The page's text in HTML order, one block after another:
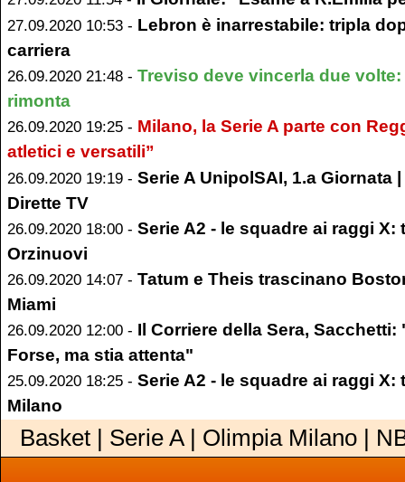
27.09.2020 10:53 - Lebron è inarrestabile: tripla
carriera
26.09.2020 21:48 - Treviso deve vincerla due
rimonta
26.09.2020 19:25 - Milano, la Serie A parte con
atletici e versatili”
26.09.2020 19:19 - Serie A UnipolSAI, 1.a Giornata
Dirette TV
26.09.2020 18:00 - Serie A2 - le squadre ai raggi
Orzinuovi
26.09.2020 14:07 - Tatum e Theis trascinano
Miami
26.09.2020 12:00 - Il Corriere della Sera,
Forse, ma stia attenta"
25.09.2020 18:25 - Serie A2 - le squadre ai raggi
Milano
Basket | Serie A | Olimpia Milano |